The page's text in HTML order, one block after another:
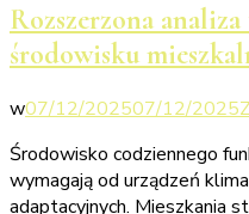
Rozszerzona
środowisku
w07/12/202507/12/2025
Środowisko codziennego
wymagają od urządzeń
adaptacyjnych. Mieszkania